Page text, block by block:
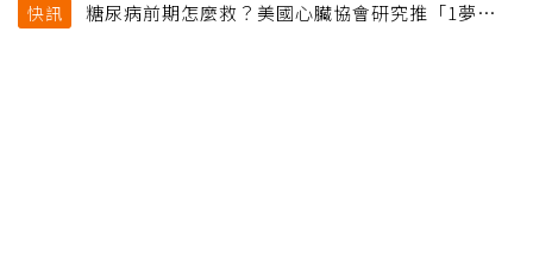
快訊
糖尿病前期怎麼救？美國心臟協會研究推「1夢幻水